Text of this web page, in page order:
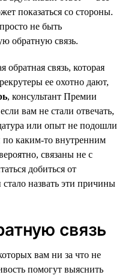
показаться со стороны.
не быть
обратную связь.
обратная связь, которая
ее охотно дают,
, консультант Премии
вам не стали отвечать,
или опыт не подошли
по каким-то внутренним
связаны не с
добиться от
назвать эти причины
связь
вам ни за что не
помогут выяснить